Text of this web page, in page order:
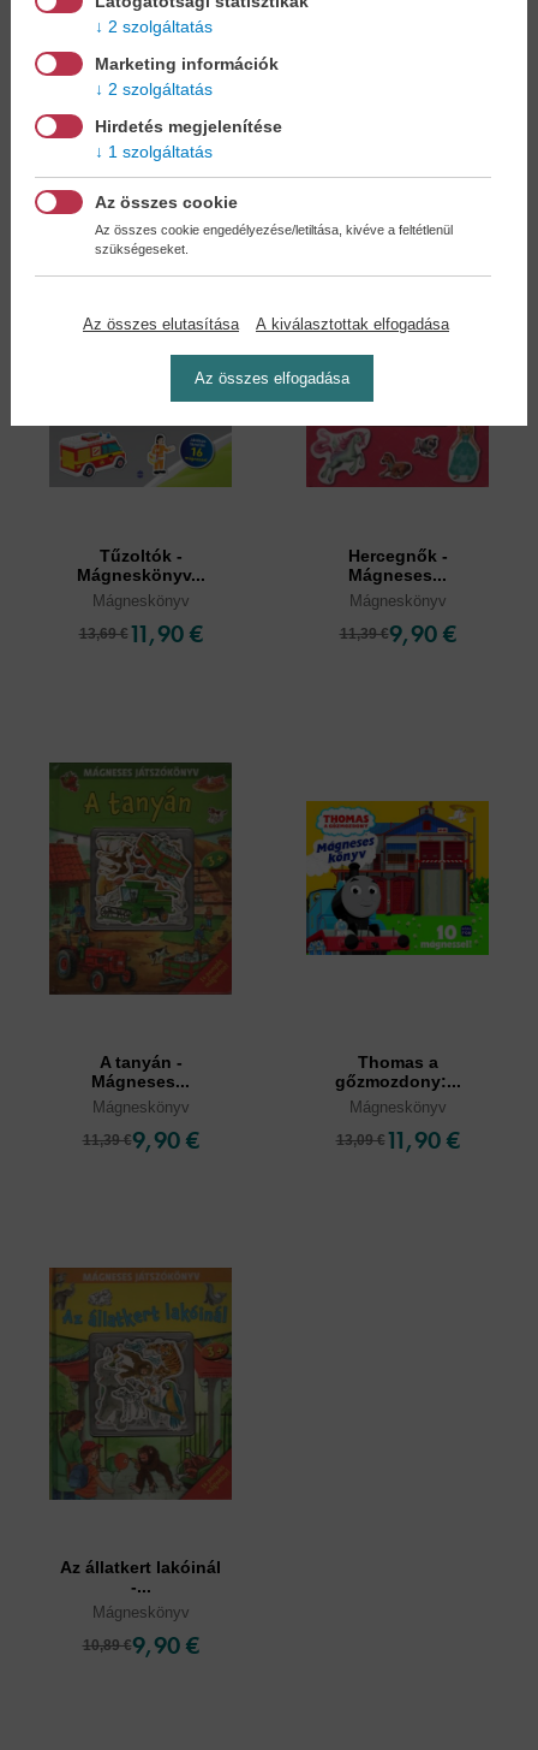
Mágneskönyv...
Mágneskönyv
13,09 €11,90 €
Tűzoltók -
Mágneskönyv...
Mágneskönyv
13,69 € 11,90 €
Hercegnők -
Mágneses...
Mágneskönyv
11,39 €9,90 €
A tanyán -
Mágneses...
Mágneskönyv
11,39 €9,90 €
Thomas a
gőzmozdony:...
Mágneskönyv
13,09 € 11,90 €
Az állatkert lakóinál
-...
Mágneskönyv
10,89 €9,90 €
2 szolgáltatás
Marketing információk
2 szolgáltatás
Hirdetés megjelenítése
1 szolgáltatás
Az összes cookie
Az összes cookie engedélyezése/letiltása, kivéve a feltétlenül
szükségeseket.
Az összes elutasítása A kiválasztottak elfogadása
Az összes elfogadása